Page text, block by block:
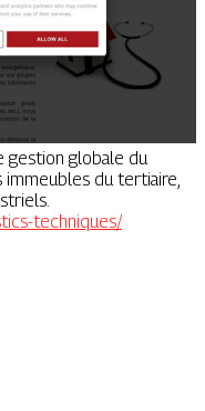
gestion globale du
immeubles du tertiaire,
techniques/